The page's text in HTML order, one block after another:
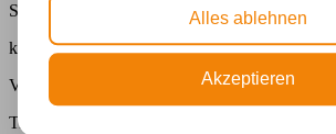
Spezifikationen
kommt mit LED-Beleuchtung
Vor 15:00 Uhr bestellt, am selben Tag versendet
Tiffany Pendelleuchte Dragonfly 40 /97
Alles ablehnen
Akzeptieren